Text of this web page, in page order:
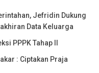
Jefridin Dukung
Data Keluarga
PPPK Tahap II
: Ciptakan Praja